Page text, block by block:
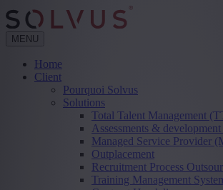
MENU
Home
Client
Pourquoi Solvus
Solutions
Total Talent Management
Assessments & development
Managed Service Provider
Outplacement
Recruitment Process
Training Management